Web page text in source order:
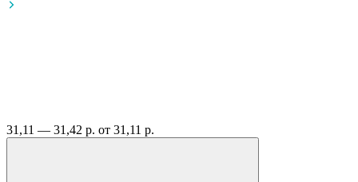
31,11 — 31,42 р. от 31,11 р.